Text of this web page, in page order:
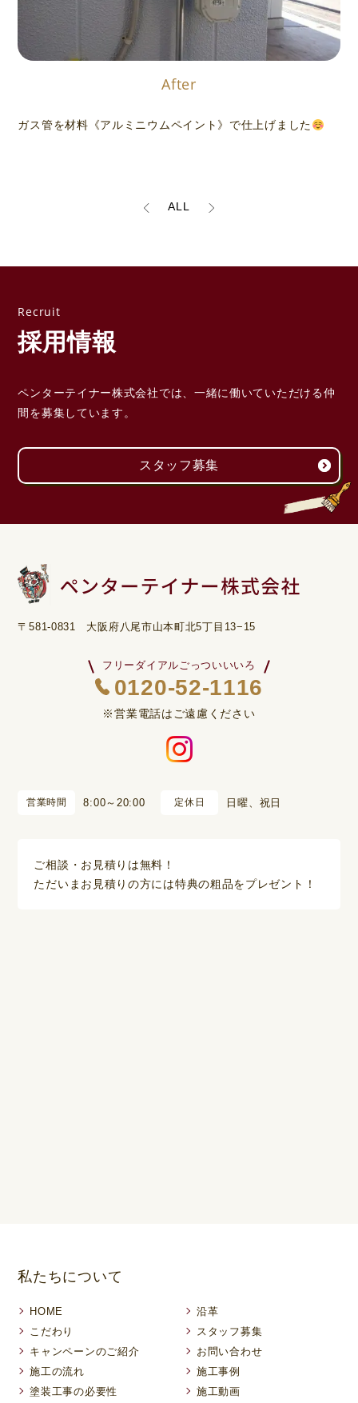
After
ガス管を材料《アルミニウムペイント》で仕上げました
ALL
採用情報
ペンターテイナー株式会社では、一緒に働いていただける仲
間を募集しています。
スタッフ募集
〒581-0831 大阪府八尾市山本町北5丁目13−15
フリーダイアルごっついいいろ
0120-52-1116
※営業電話はご遠慮ください
営業時間 8:00～20:00 定休日 日曜、祝日
ご相談・お見積りは無料！
ただいまお見積りの方には特典の粗品をプレゼント！
私たちについて
HOME
こだわり
キャンペーンのご紹介
施工の流れ
塗装工事の必要性
沿革
スタッフ募集
お問い合わせ
施工事例
施工動画